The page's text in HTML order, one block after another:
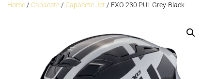
Home/ Capacete/ Capacete Jet / EXO-230 PUL Grey-Black